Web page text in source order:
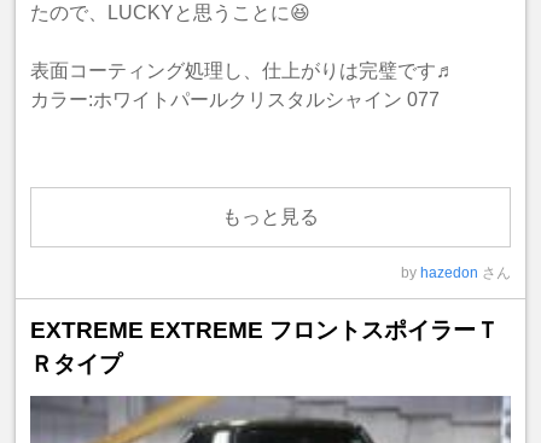
たので、LUCKYと思うことに😆
表面コーティング処理し、仕上がりは完璧です♬
カラー:ホワイトパールクリスタルシャイン 077
もっと見る
by hazedon さん
EXTREME EXTREME フロントスポイラーＴ
Ｒタイプ